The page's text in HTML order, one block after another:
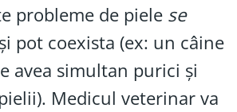
probleme de piele se
pot coexista (ex: un câine
avea simultan purici și
Medicul veterinar va